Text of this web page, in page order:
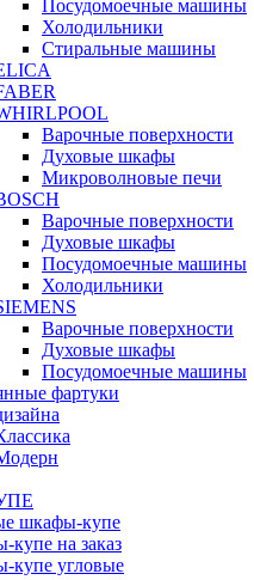
Посудомоечные машины
Холодильники
Стиральные машины
Варочные поверхности
Духовые шкафы
Микроволновые печи
Варочные поверхности
Духовые шкафы
Посудомоечные машины
Холодильники
Варочные поверхности
Духовые шкафы
Посудомоечные машины
фартуки
шкафы-купе
на заказ
купе угловые